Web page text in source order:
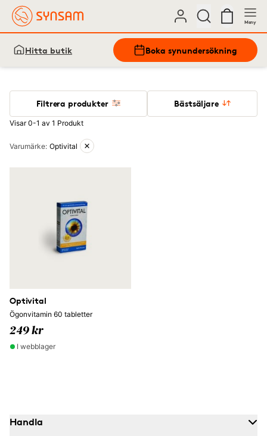
Meny
Hitta butik Boka synundersökning
Filtrera produkter Bästsäljare
Visar 0-1 av 1 Produkt
Aktiva filter
Varumärke: Optivital
Optivital
Ögonvitamin 60 tabletter
249 kr
I webblager
Handla